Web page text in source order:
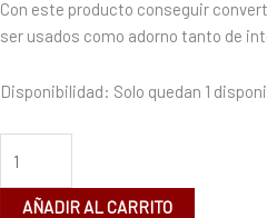
Con este producto conseguir
ser usados como adorno tanto de
Disponibilidad: Solo quedan 1
FANS
cantidad
AÑADIR AL CARRITO